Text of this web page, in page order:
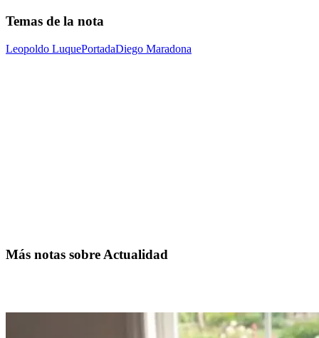
Temas de la nota
Leopoldo LuquePortadaDiego Maradona
Más notas sobre Actualidad